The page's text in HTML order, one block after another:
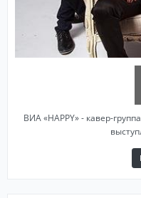
ВИА «HAPPY» - кавер-